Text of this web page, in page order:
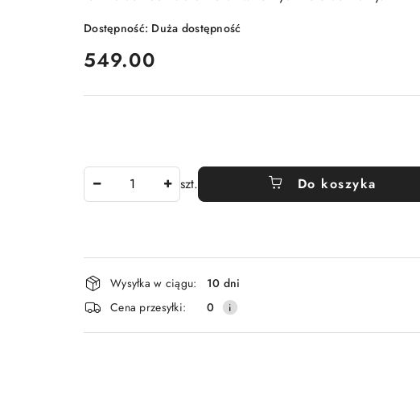
Dostępność: Duża dostępność
cena:
549.00
szt. Do koszyka
Dostępność
i
dostawa
Wysyłka w ciągu:
10 dni
Cena przesyłki:
0